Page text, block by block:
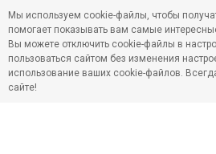
Мы используем cookie-файлы, чтобы
помогает показывать вам самые
Вы можете отключить cookie-файлы в
пользоваться сайтом без изменения
использование ваших cookie-файлов.
сайте!